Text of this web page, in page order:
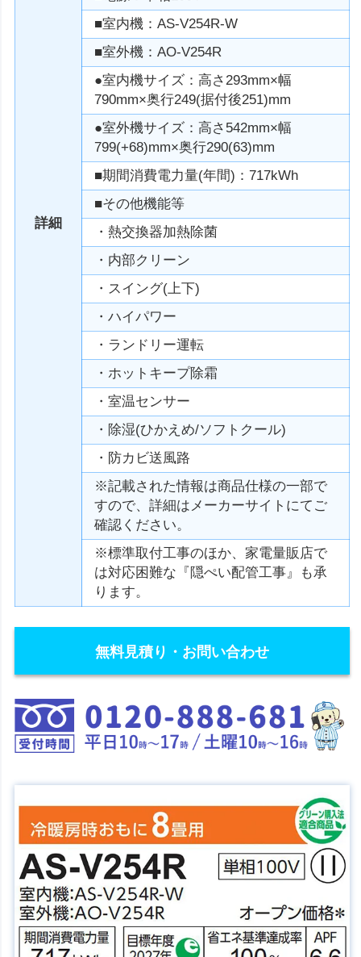
詳細
■室内機：AS-V254R-W
■室外機：AO-V254R
●室内機サイズ：高さ293mm×幅
790mm×奥行249(据付後251)mm
●室外機サイズ：高さ542mm×幅
799(+68)mm×奥行290(63)mm
■期間消費電力量(年間)：717kWh
■その他機能等
・熱交換器加熱除菌
・内部クリーン
・スイング(上下)
・ハイパワー
・ランドリー運転
・ホットキープ除霜
・室温センサー
・除湿(ひかえめ/ソフトクール)
・防カビ送風路
※記載された情報は商品仕様の一部で
すので、詳細はメーカーサイトにてご
確認ください。
※標準取付工事のほか、家電量販店で
は対応困難な『隠ぺい配管工事』も承
ります。
無料見積り・お問い合わせ